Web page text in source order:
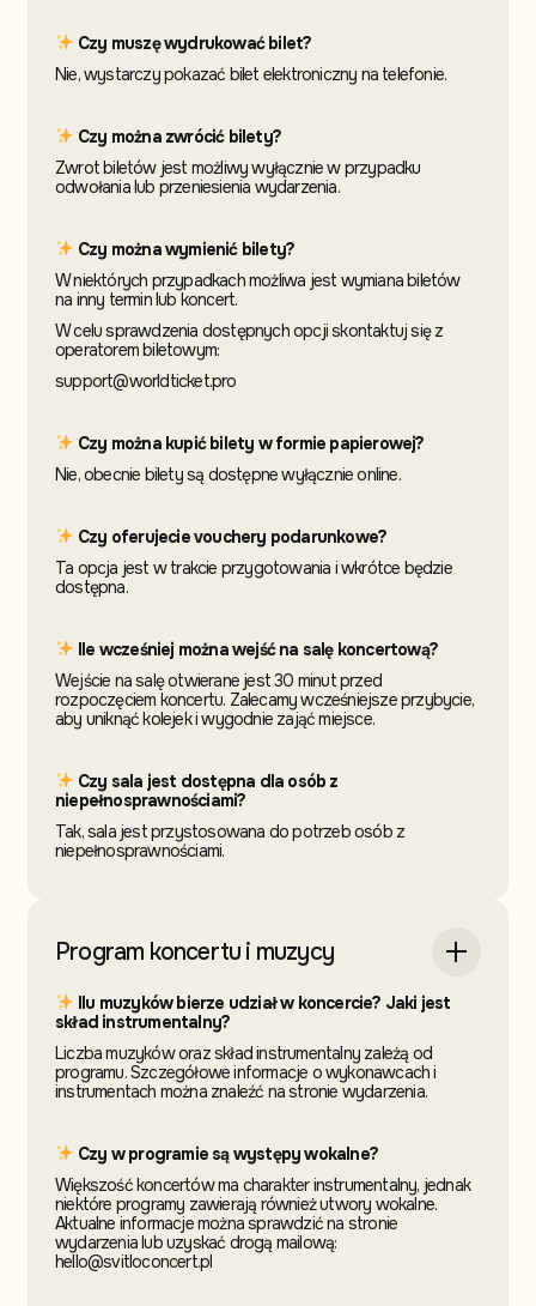
Czy muszę wydrukować bilet?
Nie, wystarczy pokazać bilet elektroniczny na telefonie.
Czy można zwrócić bilety?
Zwrot biletów jest możliwy wyłącznie w przypadku
odwołania lub przeniesienia wydarzenia.
Czy można wymienić bilety?
W niektórych przypadkach możliwa jest wymiana biletów
na inny terminlub koncert.
W celu sprawdzenia dostępnych opcji skontaktujsię z
operatorem biletowym:
support@worldticket.pro
Czy można kupić bilety w formie papierowej?
Nie, obecnie bilety są dostępne wyłącznie online.
Czy oferujecie vouchery podarunkowe?
Ta opcja jest w trakcie przygotowania i wkrótce będzie
dostępna.
Ile wcześniej można wejść na salę koncertową?
Wejście na salę otwierane jest 30 minut przed
rozpoczęciem koncertu. Zalecamy wcześniejsze przybycie,
aby uniknąć kolejek i wygodnie zająć miejsce.
Czy sala jest dostępna dla osób z
niepełnosprawnościami?
Tak, sala jest przystosowana do potrzeb osób z
niepełnosprawnościami.
Program koncertu i muzycy
Ilu muzyków bierze udział w koncercie? Jaki jest
skład instrumentalny?
Liczba muzyków oraz skład instrumentalny zależą od
programu. Szczegółowe informacje o wykonawcach i
instrumentach można znaleźć na stronie wydarzenia.
Czy w programie są występy wokalne?
Większość koncertów ma charakter instrumentalny, jednak
niektóre programy zawierają również utwory wokalne.
Aktualne informacje można sprawdzić na stronie
wydarzenia lub uzyskać drogą mailową:
hello@svitloconcert.pl